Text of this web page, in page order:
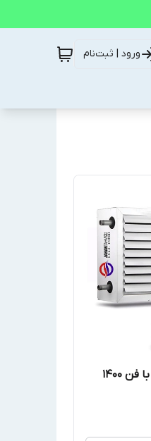
ورود | ثبت‌نام
یونیت هیتر آب گرم 50w با فن 1400